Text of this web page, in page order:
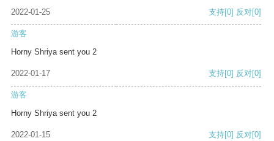
2022-01-25 支持[0] 反对[0]
游客
Horny Shriya sent you 2
2022-01-17 支持[0] 反对[0]
游客
Horny Shriya sent you 2
2022-01-15 支持[0] 反对[0]